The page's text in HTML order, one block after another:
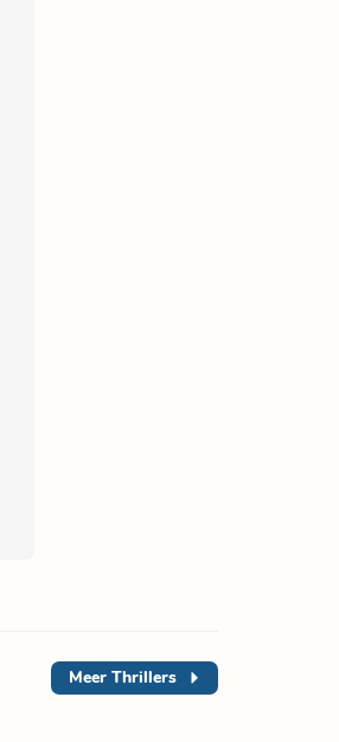
Meer Thrillers